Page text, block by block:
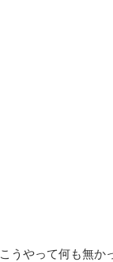
こうやって何も無か